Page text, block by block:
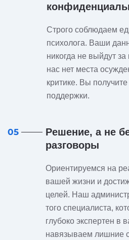
Строго соблюдаем
психолога. Ваши
никогда не выйдут
нас нет места
критике. Вы
поддержки.
05
Решение, а не
разговоры
Ориентируемся на
вашей жизни и
целей. Наш
того специалиста,
глубоко экспертен в
навязываем лишние